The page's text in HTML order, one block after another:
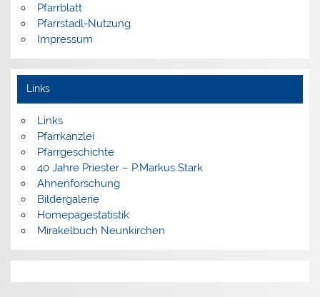
Pfarrblatt
Pfarrstadl-Nutzung
Impressum
Links
Links
Pfarrkanzlei
Pfarrgeschichte
40 Jahre Priester – P.Markus Stark
Ahnenforschung
Bildergalerie
Homepagestatistik
Mirakelbuch Neunkirchen